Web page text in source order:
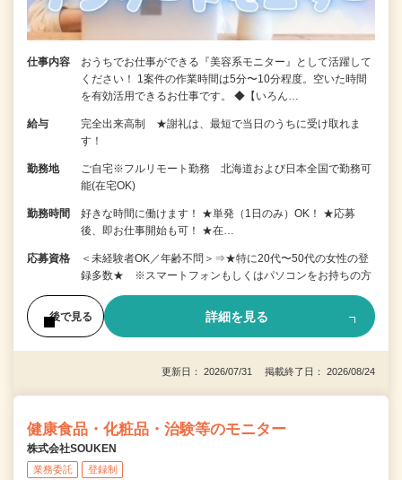
仕事内容
おうちでお仕事ができる『美容系モニター』として活躍して
ください！ 1案件の作業時間は5分〜10分程度。空いた時間
を有効活用できるお仕事です。 ◆【いろん…
給与
完全出来高制 ★謝礼は、最短で当日のうちに受け取れま
す！
勤務地
ご自宅※フルリモート勤務 北海道および日本全国で勤務可
能(在宅OK)
勤務時間
好きな時間に働けます！ ★単発（1日のみ）OK！ ★応募
後、即お仕事開始も可！ ★在…
応募資格
＜未経験者OK／年齢不問＞⇒★特に20代〜50代の女性の登
録多数★ ※スマートフォンもしくはパソコンをお持ちの方
後で見る 詳細を見る
更新日： 2026/07/31 掲載終了日： 2026/08/24
健康食品・化粧品・治験等のモニター
株式会社SOUKEN
業務委託 登録制